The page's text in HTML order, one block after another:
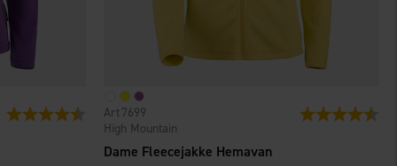
Vurdering: 4.5 ud af 5 stjerner
Dame Fleecejakke Hemavan
High Mountain
7699 Vurdering: